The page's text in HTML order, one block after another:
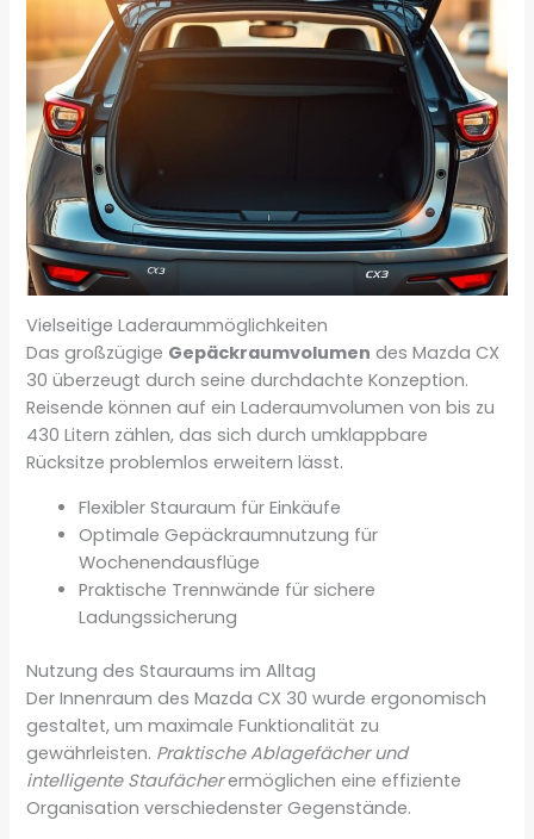
Vielseitige Laderaummöglichkeiten
Das großzügige Gepäckraumvolumen des Mazda CX
30 überzeugt durch seine durchdachte Konzeption.
Reisende können auf ein Laderaumvolumen von bis zu
430 Litern zählen, das sich durch umklappbare
Rücksitze problemlos erweitern lässt.
Flexibler Stauraum für Einkäufe
Optimale Gepäckraumnutzung für
Wochenendausflüge
Praktische Trennwände für sichere
Ladungssicherung
Nutzung des Stauraums im Alltag
Der Innenraum des Mazda CX 30 wurde ergonomisch
gestaltet, um maximale Funktionalität zu
gewährleisten. Praktische Ablagefächer und
intelligente Staufächerermöglichen eine effiziente
Organisation verschiedenster Gegenstände.